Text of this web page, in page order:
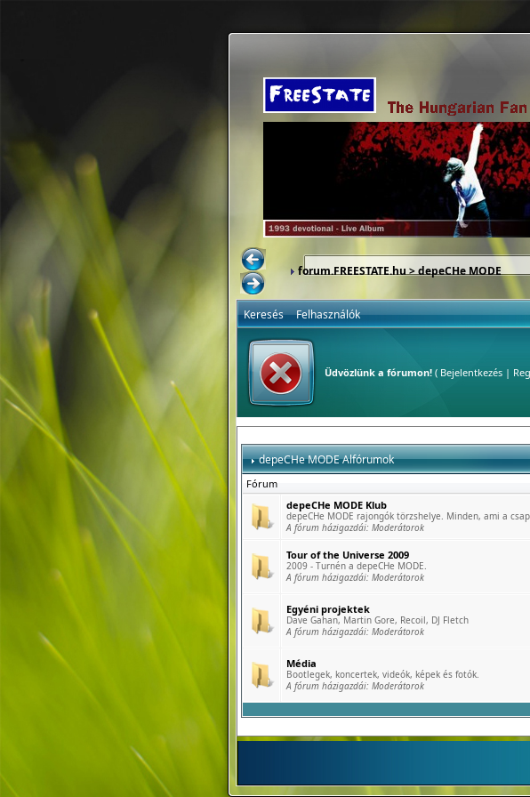
forum.FREESTATE.hu>depeCHe MODE
Keresés Felhasználók
Üdvözlünk a fórumon!( Bejelentkezés|
depeCHe MODE Alfórumok
Fórum
depeCHe MODE Klub
depeCHe MODE rajongók törzshelye. Minden, ami a
A fórum házigazdái: Moderátorok
Tour of the Universe 2009
2009 - Turnén a depeCHe MODE.
A fórum házigazdái: Moderátorok
Egyéni projektek
Dave Gahan, Martin Gore, Recoil, DJ Fletch
A fórum házigazdái: Moderátorok
Média
Bootlegek, koncertek, videók, képek és fotók.
A fórum házigazdái: Moderátorok